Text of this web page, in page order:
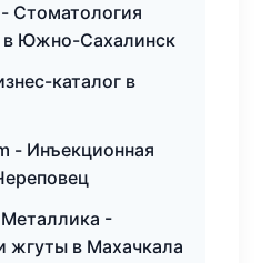
Стоматология
в Южно-Сахалинск
каталог в
- Инъекционная
-
жгуты в Махачкала